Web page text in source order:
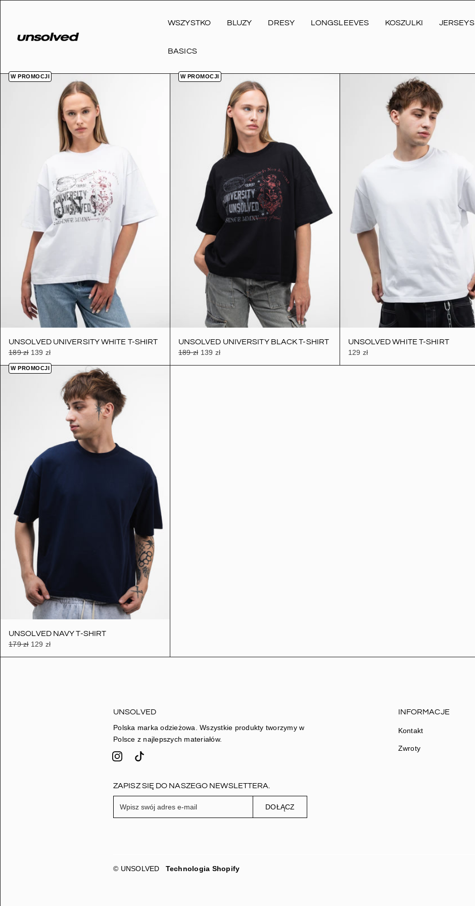
WSZYSTKO BLUZY DRESY LONGSLEEVES KOSZULKI JERSEYS
BASICS
W PROMOCJI
UNSOLVED UNIVERSITY WHITE T-SHIRT
189 zł 139 zł
W PROMOCJI
UNSOLVED UNIVERSITY BLACK T-SHIRT
189 zł 139 zł
UNSOLVED WHITE T-SHIRT
129 zł
W PROMOCJI
UNSOLVED NAVY T-SHIRT
179 zł 129 zł
UNSOLVED
Polska marka odzieżowa. Wszystkie produkty tworzymy w
Polsce z najlepszych materiałów.
INFORMACJE
Kontakt
Zwroty
ZAPISZ SIĘ DO NASZEGO NEWSLETTERA.
w
DOŁĄCZ
© UNSOLVED Technologia Shopify